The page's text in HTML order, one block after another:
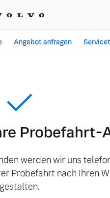
Angebot anfragen
Probefahrt-
werden wir uns
Probefahrt nach Ihren
gestalten.